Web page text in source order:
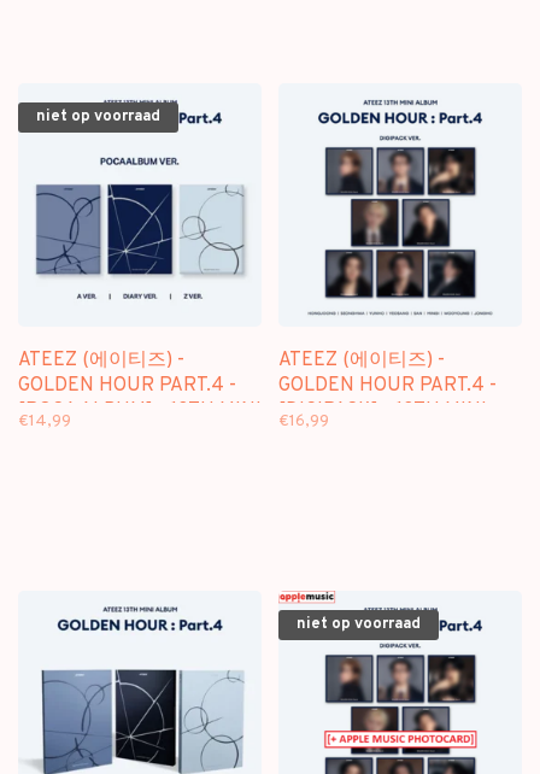
niet op voorraad
ATEEZ (에이티즈) -
GOLDEN HOUR PART.4 -
[POCA ALBUM] - 13TH MINI
€14,99
ATEEZ (에이티즈) -
GOLDEN HOUR PART.4 -
[DIGIPACK] - 13TH MINI
€16,99
niet op voorraad